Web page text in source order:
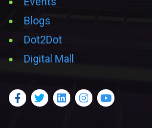
Blogs
Dot2Dot
Digital Mall